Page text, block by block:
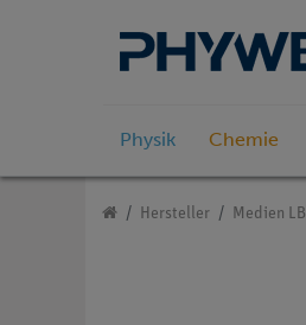
Physik Chemie
Hersteller Medien LB